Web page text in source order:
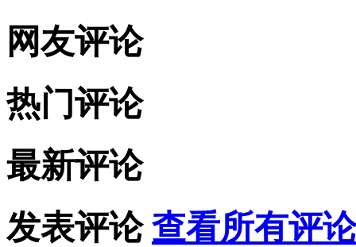
网友评论
热门评论
最新评论
发表评论 查看所有评